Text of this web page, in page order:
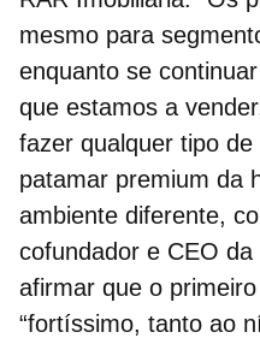
mesmo para
enquanto se
que estamos a
fazer qualquer tipo
patamar premium da
ambiente diferente,
cofundador e CEO
afirmar que o
“fortíssimo, tanto ao